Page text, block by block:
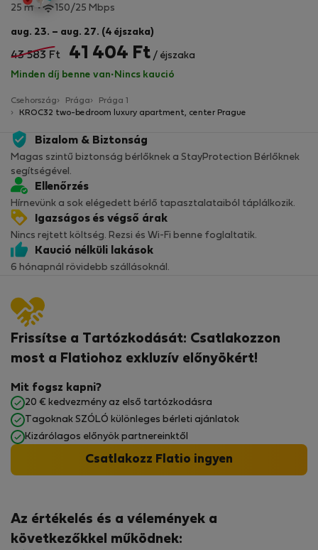
25 m2 150/25 Mbps
aug. 23. – aug. 27. (4 éjszaka)
43 583 Ft 41 404 Ft / éjszaka
Minden díj benne van· Nincs kaució
Csehország Prága
Prága 1
KROC32 two-bedroom luxury apartment, center Prague
Bizalom & Biztonság
Magas szintű biztonság bérlőknek a StayProtection Bérlőknek
segítségével.
Ellenőrzés
Hírnevünk a sok elégedett bérlő tapasztalataiból táplálkozik.
Igazságos és végső árak
Nincs rejtett költség. Rezsi és Wi-Fi benne foglaltatik.
Kaució nélküli lakások
6 hónapnál rövidebb szállásoknál.
Az értékelés és a vélemények a
következőkkel működnek:
Frissítse a Tartózkodását: Csatlakozzon
most a Flatiohoz exkluzív előnyökért!
Mit fogsz kapni?
20 € kedvezmény az első tartózkodásra
Tagoknak SZÓLÓ különleges bérleti ajánlatok
Kizárólagos előnyök partnereinktől
Csatlakozz Flatio ingyen